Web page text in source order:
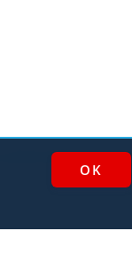
Muhammad Ba